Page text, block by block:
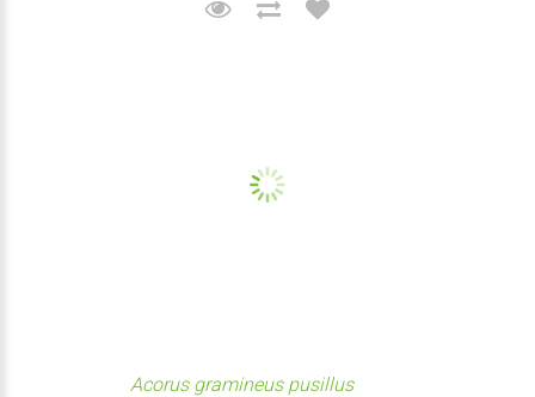
Acorus gramineus pusillus